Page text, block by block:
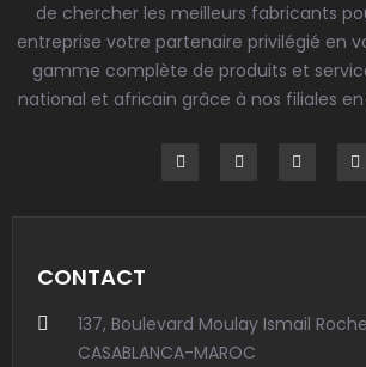
de chercher les meilleurs fabricants
entreprise votre partenaire privilégié en
gamme complète de produits et
national et africain grâce à nos filiales en
CONTACT
137, Boulevard Moulay Ismail
CASABLANCA-MAROC